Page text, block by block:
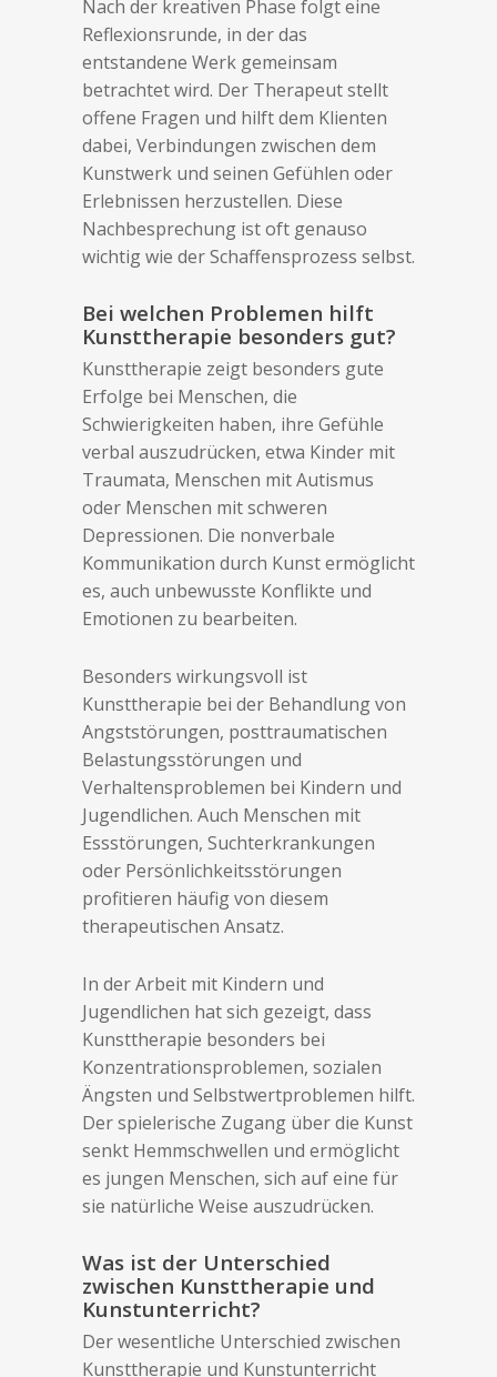
Nach der kreativen Phase folgt eine
Reflexionsrunde, in der das
entstandene Werk gemeinsam
betrachtet wird. Der Therapeut stellt
offene Fragen und hilft dem Klienten
dabei, Verbindungen zwischen dem
Kunstwerk und seinen Gefühlen oder
Erlebnissen herzustellen. Diese
Nachbesprechung ist oft genauso
wichtig wie der Schaffensprozess selbst.
Bei welchen Problemen hilft
Kunsttherapie besonders gut?
Kunsttherapie zeigt besonders gute
Erfolge bei Menschen, die
Schwierigkeiten haben, ihre Gefühle
verbal auszudrücken, etwa Kinder mit
Traumata, Menschen mit Autismus
oder Menschen mit schweren
Depressionen. Die nonverbale
Kommunikation durch Kunst ermöglicht
es, auch unbewusste Konflikte und
Emotionen zu bearbeiten.
Besonders wirkungsvoll ist
Kunsttherapie bei der Behandlung von
Angststörungen, posttraumatischen
Belastungsstörungen und
Verhaltensproblemen bei Kindern und
Jugendlichen. Auch Menschen mit
Essstörungen, Suchterkrankungen
oder Persönlichkeitsstörungen
profitieren häufig von diesem
therapeutischen Ansatz.
In der Arbeit mit Kindern und
Jugendlichen hat sich gezeigt, dass
Kunsttherapie besonders bei
Konzentrationsproblemen, sozialen
Ängsten und Selbstwertproblemen hilft.
Der spielerische Zugang über die Kunst
senkt Hemmschwellen und ermöglicht
es jungen Menschen, sich auf eine für
sie natürliche Weise auszudrücken.
Was ist der Unterschied
zwischen Kunsttherapie und
Kunstunterricht?
Der wesentliche Unterschied zwischen
Kunsttherapie und Kunstunterricht